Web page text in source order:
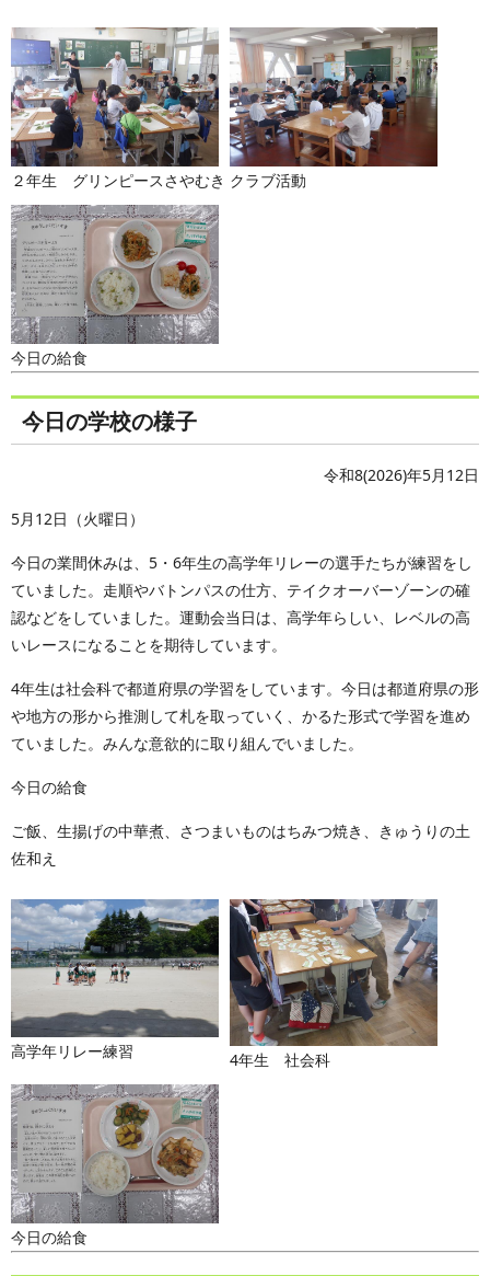
２年生 グリンピースさやむき クラブ活動
今日の給食
今日の学校の様子
令和8(2026)年5月12日
5月12日（火曜日）
今日の業間休みは、5・6年生の高学年リレーの選手たちが練習をし
ていました。走順やバトンパスの仕方、テイクオーバーゾーンの確
認などをしていました。運動会当日は、高学年らしい、レベルの高
いレースになることを期待しています。
4年生は社会科で都道府県の学習をしています。今日は都道府県の形
や地方の形から推測して札を取っていく、かるた形式で学習を進め
ていました。みんな意欲的に取り組んでいました。
今日の給食
ご飯、生揚げの中華煮、さつまいものはちみつ焼き、きゅうりの土
佐和え
高学年リレー練習 4年生 社会科
今日の給食